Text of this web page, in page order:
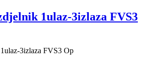
1ulaz-3izlaza FVS3
3izlaza FVS3 Op